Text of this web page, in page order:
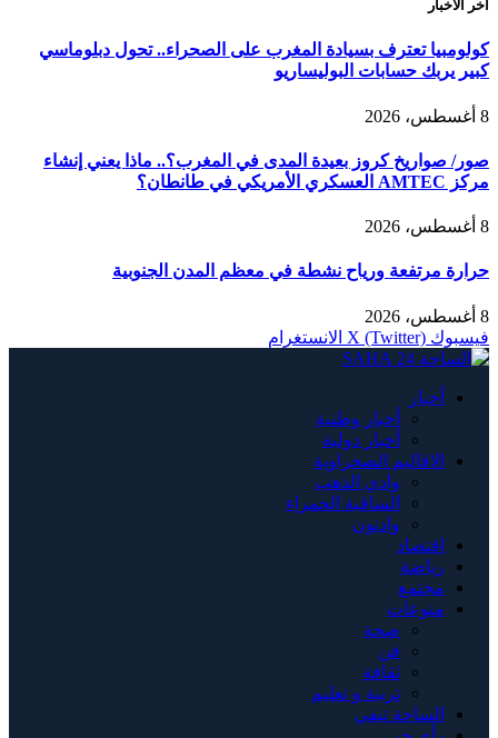
آخر الأخبار
كولومبيا تعترف بسيادة المغرب على الصحراء.. تحول دبلوماسي
كبير يربك حسابات البوليساريو
8 أغسطس، 2026
صور/ صواريخ كروز بعيدة المدى في المغرب؟.. ماذا يعني إنشاء
مركز AMTEC العسكري الأمريكي في طانطان؟
8 أغسطس، 2026
حرارة مرتفعة ورياح نشطة في معظم المدن الجنوبية
8 أغسطس، 2026
فيسبوك X (Twitter) الانستغرام
أخبار
أخبار وطنية
أخبار دولية
الاقاليم الصحراوية
وادي الذهب
الساقية الحمراء
وادنون
اقتصاد
رياضة
مجتمع
منوعات
صحة
فن
ثقافة
تربية و تعليم
الساحة تيفي